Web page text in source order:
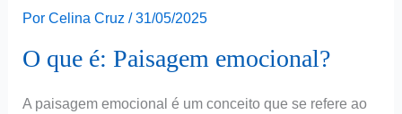
Por Celina Cruz / 31/05/2025
O que é: Paisagem emocional?
A paisagem emocional é um conceito que se refere ao